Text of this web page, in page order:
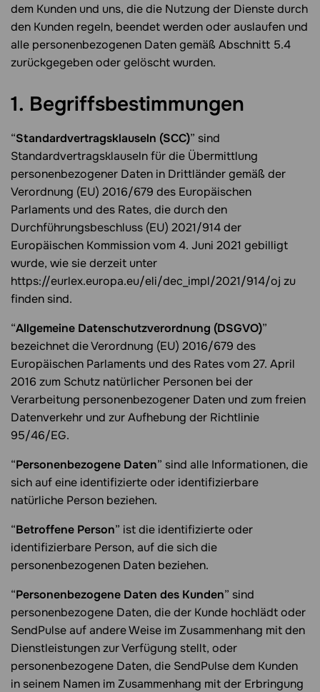
dem Kunden und uns, die die Nutzung der Dienste durch
den Kunden regeln, beendet werden oder auslaufen und
alle personenbezogenen Daten gemäß Abschnitt 5.4
zurückgegeben oder gelöscht wurden.
1. Begriffsbestimmungen
“Standardvertragsklauseln (SCC)” sind
Standardvertragsklauseln für die Übermittlung
personenbezogener Daten in Drittländer gemäß der
Verordnung (EU) 2016/679 des Europäischen
Parlaments und des Rates, die durch den
Durchführungsbeschluss (EU) 2021/914 der
Europäischen Kommission vom 4. Juni 2021 gebilligt
wurde, wie sie derzeit unter
https://eurlex.europa.eu/eli/dec_impl/2021/914/oj zu
finden sind.
“Allgemeine Datenschutzverordnung (DSGVO)”
bezeichnet die Verordnung (EU) 2016/679 des
Europäischen Parlaments und des Rates vom 27. April
2016 zum Schutz natürlicher Personen bei der
Verarbeitung personenbezogener Daten und zum freien
Datenverkehr und zur Aufhebung der Richtlinie
95/46/EG.
“Personenbezogene Daten” sind alle Informationen, die
sich auf eine identifizierte oder identifizierbare
natürliche Person beziehen.
“Betroffene Person” ist die identifizierte oder
identifizierbare Person, auf die sich die
personenbezogenen Daten beziehen.
“Personenbezogene Daten des Kunden” sind
personenbezogene Daten, die der Kunde hochlädt oder
SendPulse auf andere Weise im Zusammenhang mit den
Dienstleistungen zur Verfügung stellt, oder
personenbezogene Daten, die SendPulse dem Kunden
in seinem Namen im Zusammenhang mit der Erbringung